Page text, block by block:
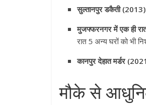
सुल्तानपुर डकैती
मुजफ्फरनगर में एक ही
रात 5 अन्य घरों को भी
कानपुर देहात मर्डर
मौके से